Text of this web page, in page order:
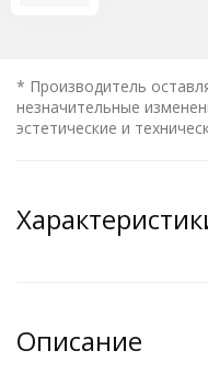
* Производитель
незначительные
эстетические и
Описание